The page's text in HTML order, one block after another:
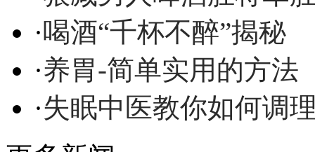
·喝酒“千杯不醉”揭秘
·养胃-简单实用的方法
·失眠中医教你如何调